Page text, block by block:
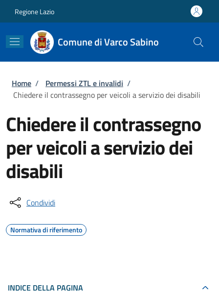
Regione Lazio
Comune di Varco Sabino
Briciole di pane
Home / Permessi ZTL e invalidi /
Chiedere il contrassegno per veicoli a servizio dei disabili
Chiedere il contrassegno
per veicoli a servizio dei
disabili
Condividi
Normativa di riferimento
INDICE DELLA PAGINA